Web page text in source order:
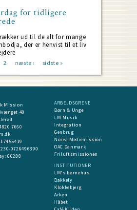
for tidligere
ud til de alt for mange
der er henvist til et liv
Page
2
Next
næste ›
Last
sidste »
Mission
40
7660
0726496390
66288
ARBEJDSGRENE
Børn & Unge
LM Musik
Integration
Genbrug
Norea Mediemission
OAC Danmark
Friluftsmissionen
INSTITUTIONER
LM's børnehus
Bakkely
Klokkebjerg
Arken
Håbet